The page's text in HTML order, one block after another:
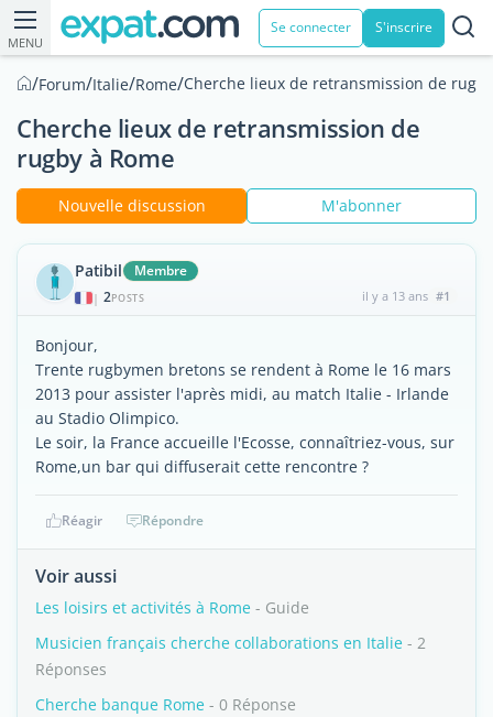
MENU
Se connecter S'inscrire
/Forum/Italie/Rome/Cherche lieux de retransmission de
Cherche lieux de retransmission de
rugby à Rome
Nouvelle discussion M'abonner
Patibil Membre
| 2POSTS il y a 13 ans #1
Bonjour,
Trente rugbymen bretons se rendent à Rome le 16 mars
2013 pour assister l'après midi, au match Italie - Irlande
au Stadio Olimpico.
Le soir, la France accueille l'Ecosse, connaîtriez-vous, sur
Rome,un bar qui diffuserait cette rencontre ?
Réagir Répondre
Voir aussi
Les loisirs et activités à Rome - Guide
Musicien français cherche collaborations en Italie - 2
Réponses
Cherche banque Rome - 0 Réponse